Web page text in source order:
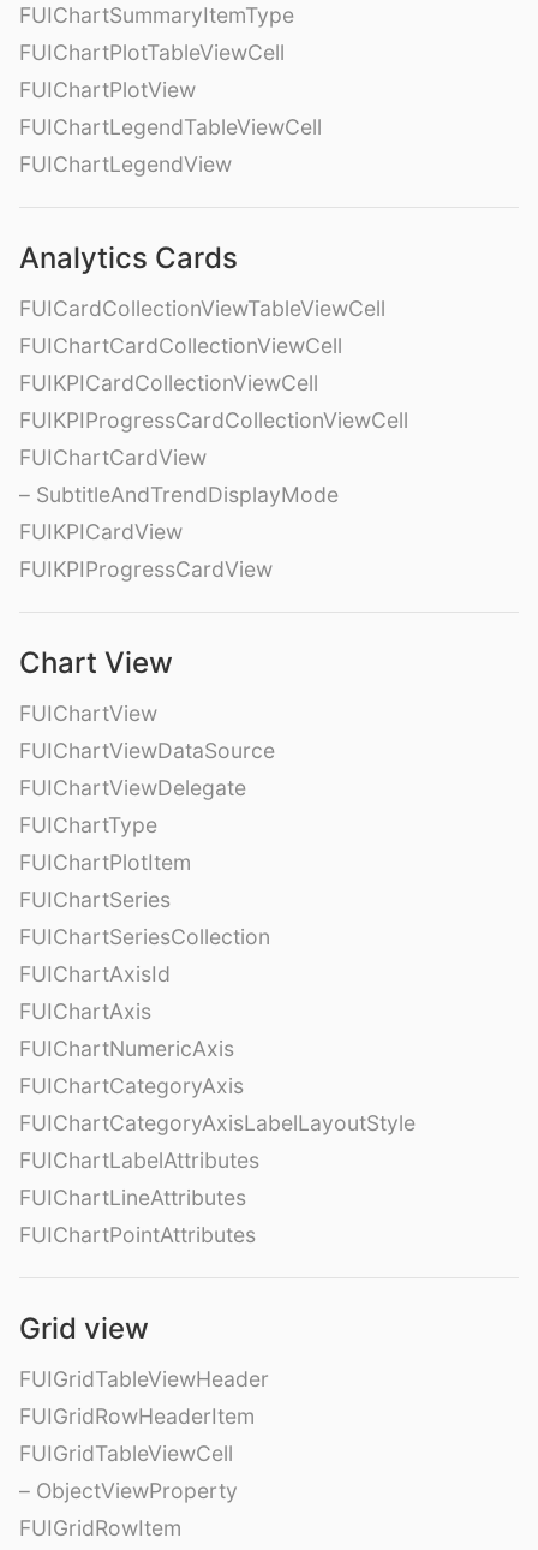
FUIChartSummaryItemType
FUIChartPlotTableViewCell
FUIChartPlotView
FUIChartLegendTableViewCell
FUIChartLegendView
Analytics Cards
FUICardCollectionViewTableViewCell
FUIChartCardCollectionViewCell
FUIKPICardCollectionViewCell
FUIKPIProgressCardCollectionViewCell
FUIChartCardView
– SubtitleAndTrendDisplayMode
FUIKPICardView
FUIKPIProgressCardView
Chart View
FUIChartView
FUIChartViewDataSource
FUIChartViewDelegate
FUIChartType
FUIChartPlotItem
FUIChartSeries
FUIChartSeriesCollection
FUIChartAxisId
FUIChartAxis
FUIChartNumericAxis
FUIChartCategoryAxis
FUIChartCategoryAxisLabelLayoutStyle
FUIChartLabelAttributes
FUIChartLineAttributes
FUIChartPointAttributes
Grid view
FUIGridTableViewHeader
FUIGridRowHeaderItem
FUIGridTableViewCell
– ObjectViewProperty
FUIGridRowItem